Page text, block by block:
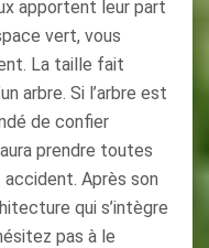
apportent leur part
vert, vous
La taille fait
arbre. Si l’arbre est
de confier
prendre toutes
Après son
qui s’intègre
pas à le